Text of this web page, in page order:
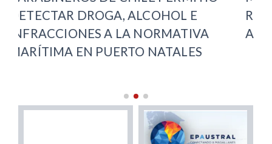
RECUPERACIÓN VIAL EN PUNTA
ARENAS